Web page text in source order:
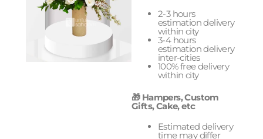
2-3 hours
estimation delivery
within city
3-4 hours
estimation delivery
inter-cities
100% free delivery
within city
🎁 Hampers, Custom
Gifts, Cake, etc
Estimated delivery
time may differ